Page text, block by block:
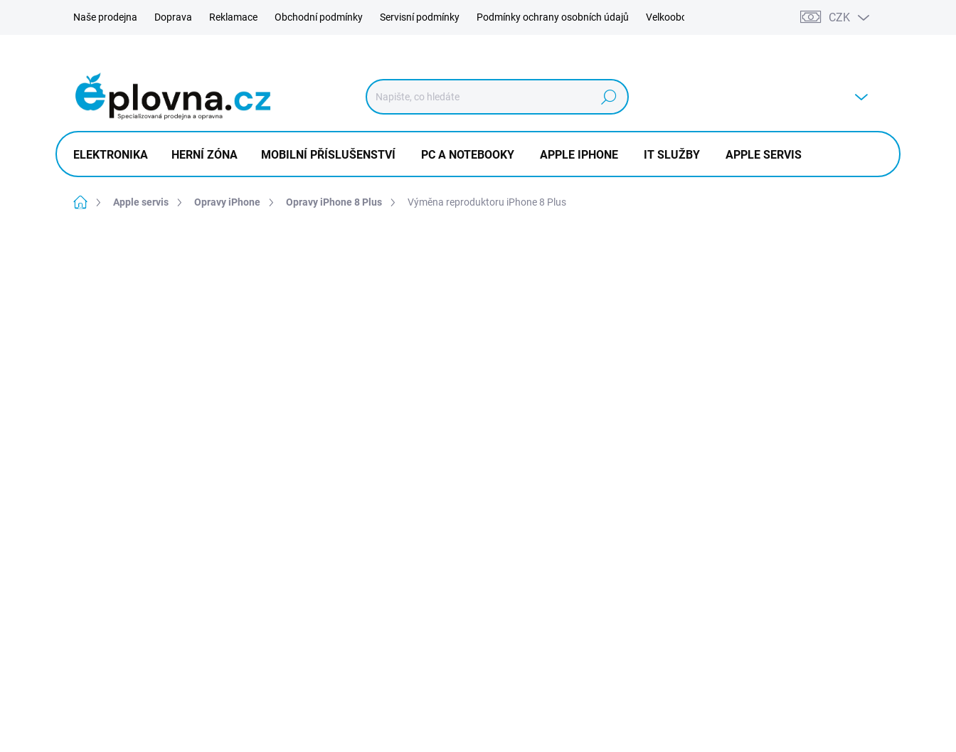
Naše prodejna Doprava Reklamace Obchodní podmínky Servisní podmínky Podmínky ochrany osobních údajů Velkoobchod Výkup CZK
Hledat
ELEKTRONIKA HERNÍ ZÓNA MOBILNÍ PŘÍSLUŠENSTVÍ PC A NOTEBOOKY APPLE IPHONE IT SLUŽBY APPLE SERVIS
Domů Apple servis Opravy iPhone Opravy iPhone 8 Plus Výměna reproduktoru iPhone 8 Plus